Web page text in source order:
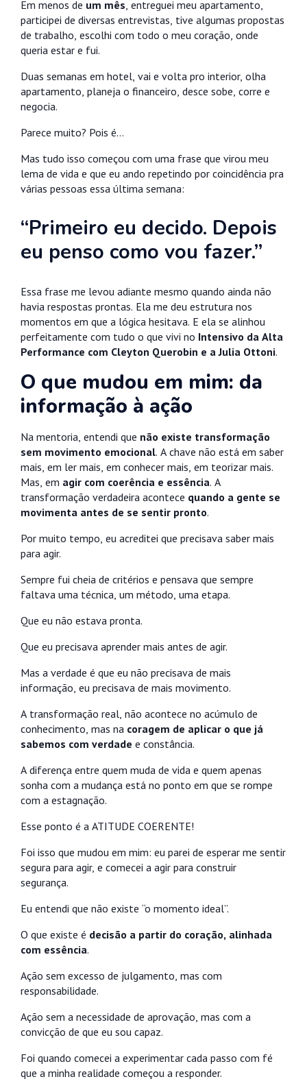
Em menos de um mês, entreguei meu apartamento,
participei de diversas entrevistas, tive algumas propostas
de trabalho, escolhi com todo o meu coração, onde
queria estar e fui.
Duas semanas em hotel, vai e volta pro interior, olha
apartamento, planeja o financeiro, desce sobe, corre e
negocia.
Parece muito? Pois é…
Mas tudo isso começou com uma frase que virou meu
lema de vida e que eu ando repetindo por coincidência pra
várias pessoas essa última semana:
“Primeiro eu decido. Depois
eu penso como vou fazer.”
Essa frase me levou adiante mesmo quando ainda não
havia respostas prontas. Ela me deu estrutura nos
momentos em que a lógica hesitava. E ela se alinhou
perfeitamente com tudo o que vivi no Intensivo da Alta
Performance com Cleyton Querobin e a Julia Ottoni.
O que mudou em mim: da
informação à ação
Na mentoria, entendi que não existe transformação
sem movimento emocional. A chave não está em saber
mais, em ler mais, em conhecer mais, em teorizar mais.
Mas, em agir com coerência e essência. A
transformação verdadeira acontece quando a gente se
movimenta antes de se sentir pronto.
Por muito tempo, eu acreditei que precisava saber mais
para agir.
Sempre fui cheia de critérios e pensava que sempre
faltava uma técnica, um método, uma etapa.
Que eu não estava pronta.
Que eu precisava aprender mais antes de agir.
Mas a verdade é que eu não precisava de mais
informação, eu precisava de mais movimento.
A transformação real, não acontece no acúmulo de
conhecimento, mas na coragem de aplicar o que já
sabemos com verdade e constância.
A diferença entre quem muda de vida e quem apenas
sonha com a mudança está no ponto em que se rompe
com a estagnação.
Esse ponto é a ATITUDE COERENTE!
Foi isso que mudou em mim: eu parei de esperar me sentir
segura para agir, e comecei a agir para construir
segurança.
Eu entendi que não existe “o momento ideal”.
O que existe é decisão a partir do coração, alinhada
com essência.
Ação sem excesso de julgamento, mas com
responsabilidade.
Ação sem a necessidade de aprovação, mas com a
convicção de que eu sou capaz.
Foi quando comecei a experimentar cada passo com fé
que a minha realidade começou a responder.